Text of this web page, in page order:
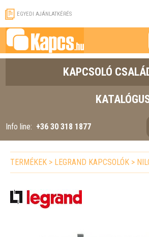
EGYEDI AJÁNLATKÉRÉS
KAPCSOLÓ
Info line: +36 30 318 1877
TERMÉKEK > LEGRAND KAPCSOLÓK >